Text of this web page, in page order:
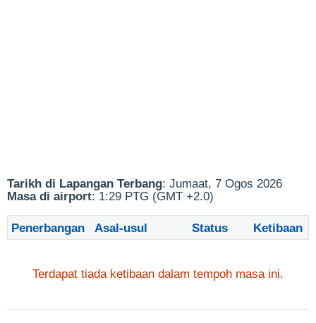
Tarikh di Lapangan Terbang: Jumaat, 7 Ogos 2026
Masa di airport: 1:29 PTG (GMT +2.0)
Penerbangan Asal-usul Status Ketibaan
Terdapat tiada ketibaan dalam tempoh masa ini.